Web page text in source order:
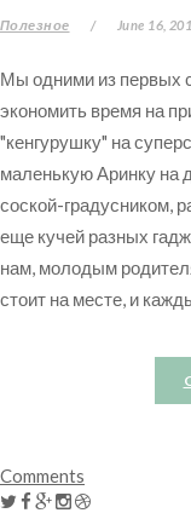
Полезное / June 16,
Мы одними из первых
экономить время на
"кенгурушку" на
маленькую Аринку на
соской-градусником,
еще кучей разных
нам, молодым
стоит на месте, и
Comments